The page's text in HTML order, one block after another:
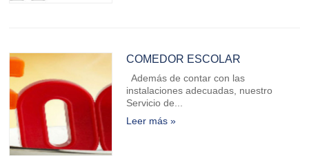
COMEDOR ESCOLAR
Además de contar con las
instalaciones adecuadas, nuestro
Servicio de...
Leer más »